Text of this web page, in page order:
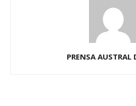
PRENSA AUSTRAL